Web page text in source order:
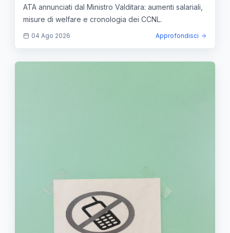
ATA annunciati dal Ministro Valditara: aumenti salariali,
misure di welfare e cronologia dei CCNL.
04 Ago 2026 Approfondisci